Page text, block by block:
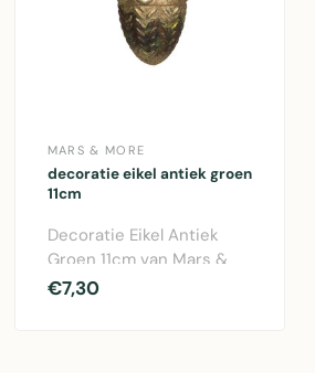
MARS & MORE
decoratie eikel antiek groen
11cm
Decoratie Eikel Antiek
Groen 11cm van Mars &
More. Glazen decoratief
€7,30